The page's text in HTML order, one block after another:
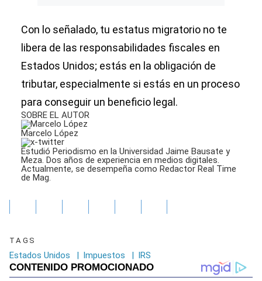
Con lo señalado, tu estatus migratorio no te
libera de las responsabilidades fiscales en
Estados Unidos; estás en la obligación de
tributar, especialmente si estás en un proceso
para conseguir un beneficio legal.
SOBRE EL AUTOR
Marcelo López
Estudió Periodismo en la Universidad Jaime Bausate y
Meza. Dos años de experiencia en medios digitales.
Actualmente, se desempeña como Redactor Real Time
de Mag.
TAGS
Estados Unidos | Impuestos | IRS